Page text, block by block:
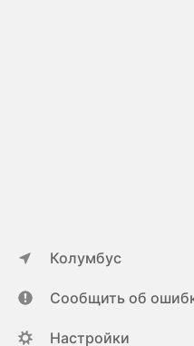
Колумбус
Сообщить об
Настройки